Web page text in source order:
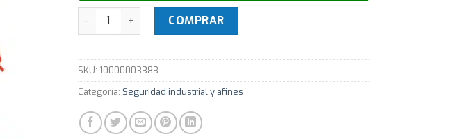
Chaleco De Seguridad Reflectivo PVC/POL con 2 cintas Moto cantidad
COMPRAR
SKU: 10000003383
Categoría: Seguridad industrial y afines